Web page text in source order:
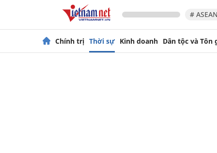
#
Chính trị Thời sự Kinh doanh Dân tộc và Tôn